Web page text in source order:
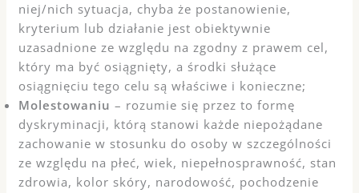
niej/nich sytuacja, chyba że postanowienie,
kryterium lub działanie jest obiektywnie
uzasadnione ze względu na zgodny z prawem cel,
który ma być osiągnięty, a środki służące
osiągnięciu tego celu są właściwe i konieczne;
Molestowaniu – rozumie się przez to formę
dyskryminacji, którą stanowi każde niepożądane
zachowanie w stosunku do osoby w szczególności
ze względu na płeć, wiek, niepełnosprawność, stan
zdrowia, kolor skóry, narodowość, pochodzenie